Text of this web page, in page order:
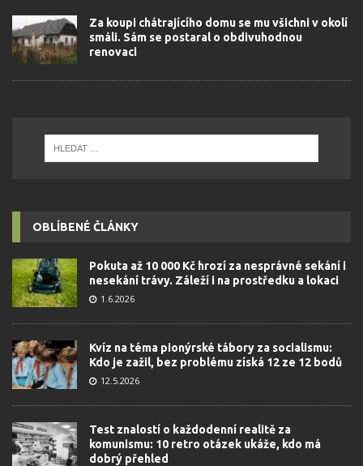
Za koupi chátrajícího domu se mu všichni v okolí
smáli. Sám se postaral o obdivuhodnou
renovaci
OBLÍBENÉ ČLÁNKY
Pokuta až 10 000 Kč hrozí za nesprávné sekání i
nesekání trávy. Záleží i na prostředku a lokaci
1.6.2026
Kvíz na téma pionýrské tábory za socialismu:
Kdo je zažil, bez problému získá 12 ze 12 bodů
12.5.2026
Test znalostí o každodenní realitě za
komunismu: 10 retro otázek ukáže, kdo má
dobrý přehled